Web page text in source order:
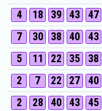
4
18 39 43 47
7
30 38 40 43
5
11 22 35 38
2
7 22 27 40
2
28 40 43 45